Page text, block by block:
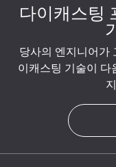
다이캐스팅
당사의 엔지니어가
이캐스팅 기술이